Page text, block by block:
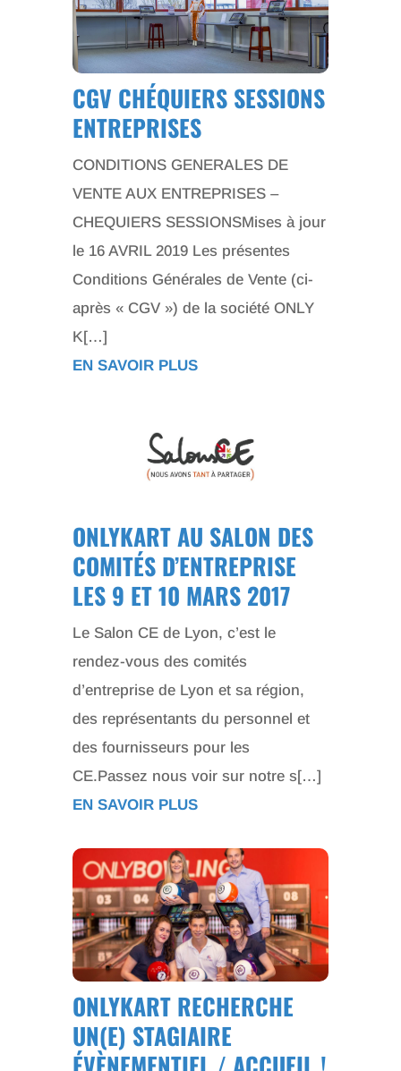
CGV CHÉQUIERS SESSIONS
ENTREPRISES
CONDITIONS GENERALES DE
VENTE AUX ENTREPRISES –
CHEQUIERS SESSIONSMises à jour
le 16 AVRIL 2019 Les présentes
Conditions Générales de Vente (ci-
après « CGV ») de la société ONLY
K[…]
EN SAVOIR PLUS
ONLYKART AU SALON DES
COMITÉS D’ENTREPRISE
LES 9 ET 10 MARS 2017
Le Salon CE de Lyon, c’est le
rendez-vous des comités
d’entreprise de Lyon et sa région,
des représentants du personnel et
des fournisseurs pour les
CE.Passez nous voir sur notre s[…]
EN SAVOIR PLUS
ONLYKART RECHERCHE
UN(E) STAGIAIRE